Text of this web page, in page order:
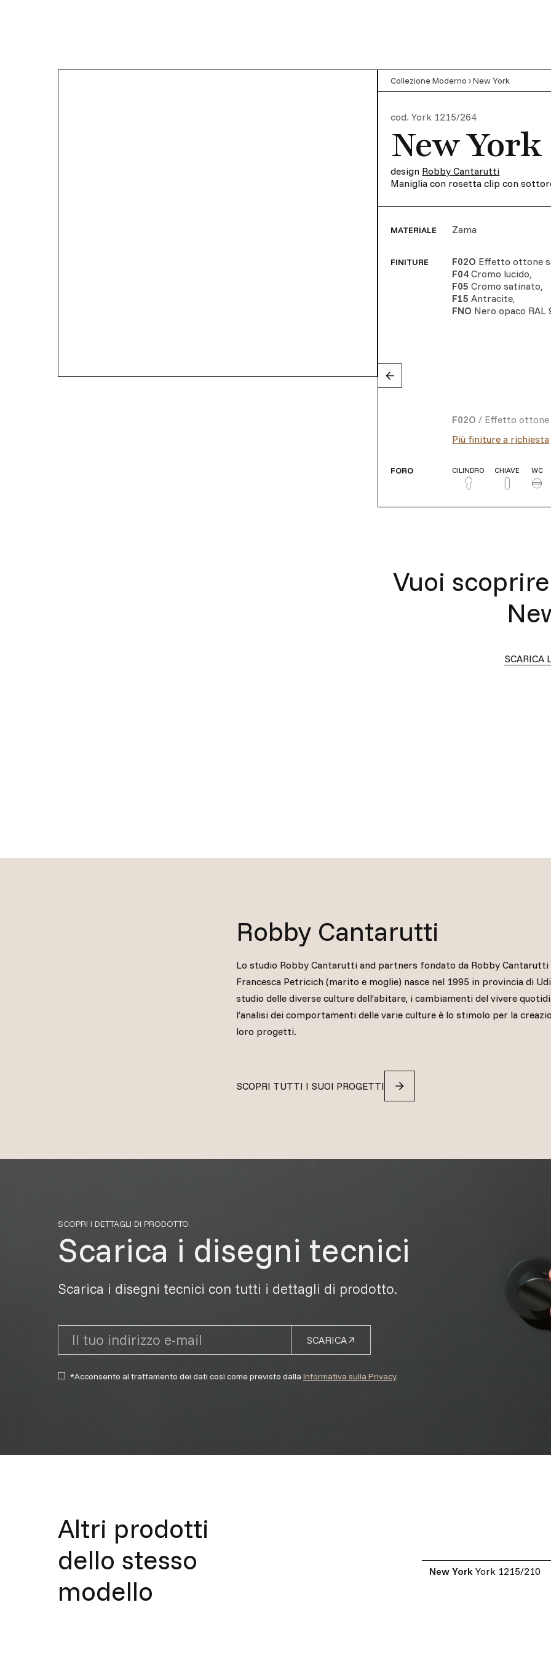
Collezione Moderno ›New York
cod.York 1215/264
New York
design Robby Cantarutti
Maniglia con rosetta clip con
MATERIALE Zama
FINITURE F02O Effetto ottone
F04 Cromo lucido,
F05 Cromo satinato,
F15 Antracite,
FNO Nero opaco RAL
F02O / Effetto ottone
Più finiture a richiesta
FORO CILINDRO CHIAVE WC
Vuoi
SCARICA
Robby Cantarutti
Lo studio Robby Cantarutti and partners fondato da Robby Cantarutti
Francesca Petricich (marito e moglie) nasce nel 1995 in provincia di
studio delle diverse culture dell’abitare, i cambiamenti del vivere
l’analisi dei comportamenti delle varie culture è lo stimolo per la
loro progetti.
SCOPRI TUTTI I SUOI PROGETTI
SCOPRI I DETTAGLI DI PRODOTTO
Scarica i disegni tecnici
Scarica i disegni tecnici con tutti i dettagli di prodotto.
SCARICA
*Acconsento al trattamento dei dati così come previsto dallaInformativa sulla Privacy.
Altri prodotti
dello stesso
modello
New York York 1215/210